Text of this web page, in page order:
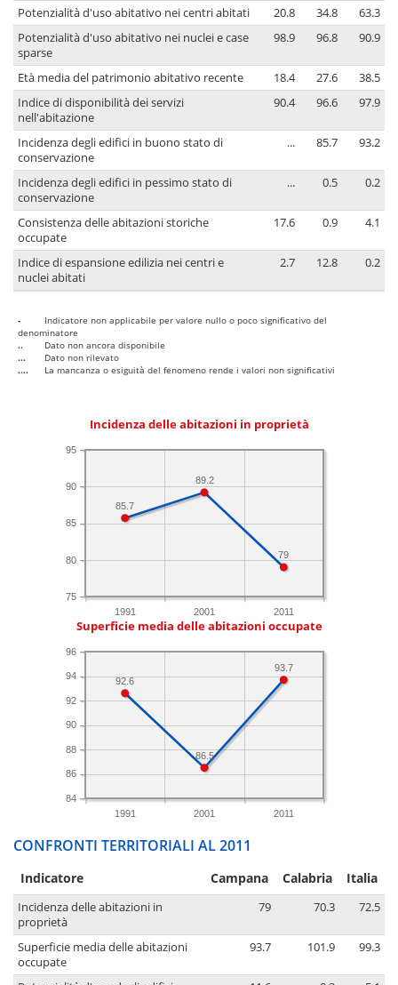
Potenzialità d'uso abitativo nei centri abitati
20.8 34.8
63.3
Potenzialità d'uso abitativo nei nuclei e case
sparse
98.9 96.8 90.9
Età media del patrimonio abitativo recente 18.4 27.6
38.5
Indice di disponibilità dei servizi
nell'abitazione
90.4 96.6 97.9
Incidenza degli edifici in buono stato di
conservazione
... 85.7 93.2
Incidenza degli edifici in pessimo stato di
conservazione
... 0.5 0.2
Consistenza delle abitazioni storiche
occupate
17.6 0.9 4.1
Indice di espansione edilizia nei centri e
nuclei abitati
2.7 12.8 0.2
-
Indicatore non applicabile per valore nullo o poco significativo del
denominatore
..
Dato non ancora disponibile
...
Dato non rilevato
....
La mancanza o esiguità del fenomeno rende i valori non significativi
Incidenza delle abitazioni in proprietà
1991 2001 2011
75
80
85
90
95
79
89.2
85.7
Superficie media delle abitazioni occupate
1991 2001 2011
84
86
88
90
92
94
96
93.7
86.5
92.6
CONFRONTI TERRITORIALI AL 2011
Indicatore Campana Calabria Italia
Incidenza delle abitazioni in
proprietà
79 70.3 72.5
Superficie media delle abitazioni
occupate
93.7 101.9 99.3